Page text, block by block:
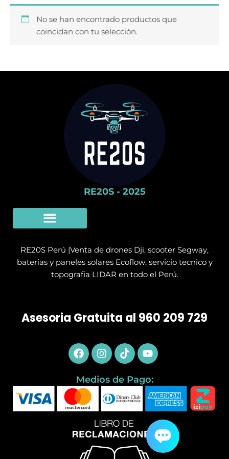
No se han encontrado productos que
coincidan con tu selección.
RE20S - 2025
RE20S Perú |Venta de drones Dji, scooter Segway,
baterias y paneles solares Ecoflow, servicio tecnico y
topografia LIDAR en todo el Perú.
Asesoria Gratuita al 960 209 729
Facebook
Instagram
TiktokYoutube
Medios de Pago: